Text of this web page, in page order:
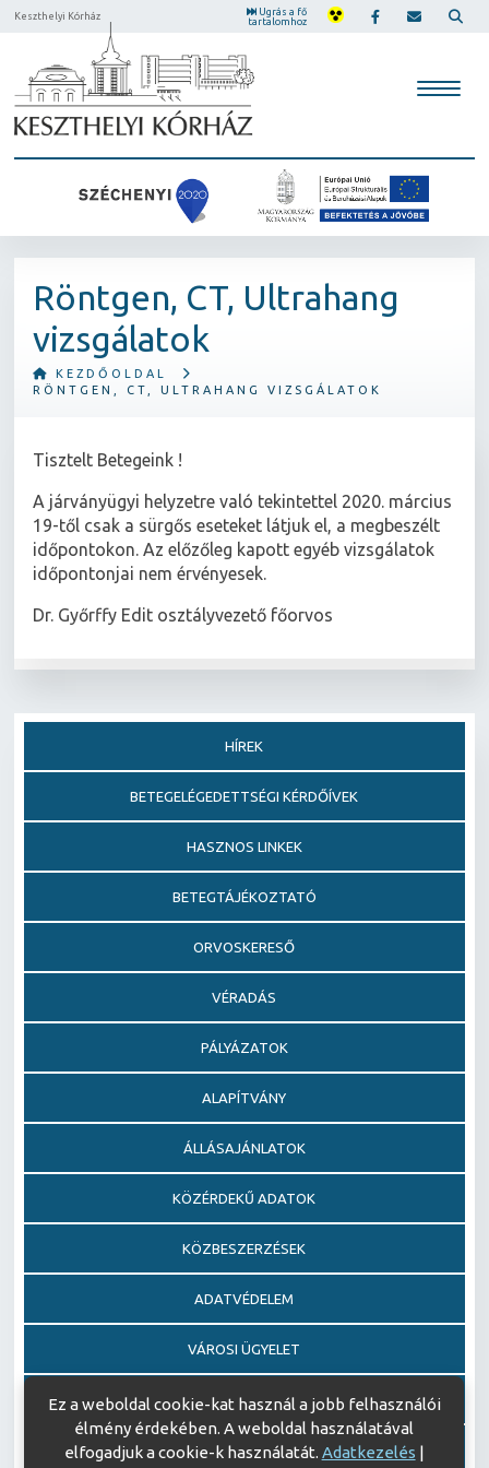
Keszthelyi Kórház
Ugrás a fő
tartalomhoz
Röntgen, CT, Ultrahang
vizsgálatok
KEZDŐOLDAL
RÖNTGEN, CT, ULTRAHANG VIZSGÁLATOK
Tisztelt Betegeink !
A járványügyi helyzetre való tekintettel 2020. március
19-től csak a sürgős eseteket látjuk el, a megbeszélt
időpontokon. Az előzőleg kapott egyéb vizsgálatok
időpontonjai nem érvényesek.
Dr. Győrffy Edit osztályvezető főorvos
HÍREK
BETEGELÉGEDETTSÉGI KÉRDŐÍVEK
HASZNOS LINKEK
BETEGTÁJÉKOZTATÓ
ORVOSKERESŐ
VÉRADÁS
PÁLYÁZATOK
ALAPÍTVÁNY
ÁLLÁSAJÁNLATOK
KÖZÉRDEKŰ ADATOK
KÖZBESZERZÉSEK
ADATVÉDELEM
VÁROSI ÜGYELET
EGÉSZSÉGFEJLESZTŐ KÓRHÁZ DÍJ PÁLYÁZAT
AJÁNDÉKOZÁSI OKIRATOK
Ez a weboldal cookie-kat használ a jobb felhasználói
élmény érdekében. A weboldal használatával
elfogadjuk a cookie-k használatát. Adatkezelés |